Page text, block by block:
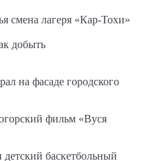
смена лагеря «Кар-Тохи»
добыть
на фасаде городского
фильм «Вуся
баскетбольный